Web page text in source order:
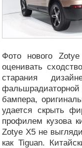
Фото нового
оценивать
старания
фальшрадиаторной
бампера,
удается скрыть
профилем кузова
Zotye X5 не
как Tiguan.